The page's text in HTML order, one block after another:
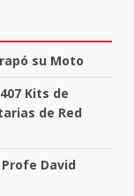
su Moto
Kits de
de Red
David